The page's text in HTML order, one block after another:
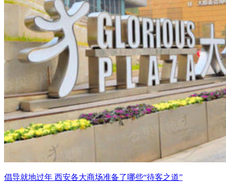
倡导就地过年 西安各大商场准备了哪些“待客之道”